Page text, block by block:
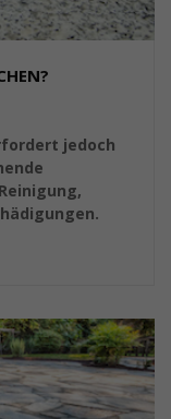
jedoch